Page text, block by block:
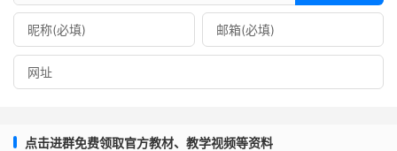
点击进群免费领取官方教材、教学视频等资料